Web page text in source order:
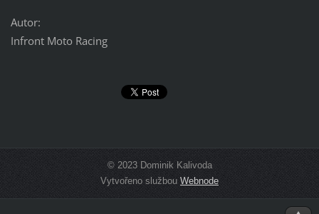
Autor:
Infront Moto Racing
© 2023 Dominik Kalivoda
Vytvořeno službouWebnode